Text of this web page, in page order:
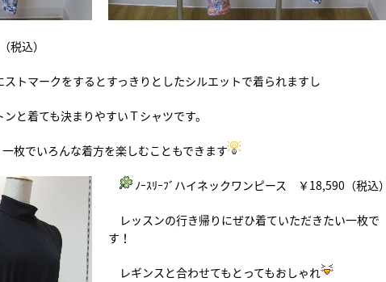
込）
トマークをするとすっきりとしたシルエットで着られますし
と着ても決まりやすいＴシャツです。
枚でいろんな着方を楽しむこともできます
ﾉｰｽﾘｰﾌﾞハイネックワンピース ￥18,590（税込
レッスンの行き帰りにぜひ着ていただきたい一枚で
す！
レギンスと合わせてもとってもおしゃれ